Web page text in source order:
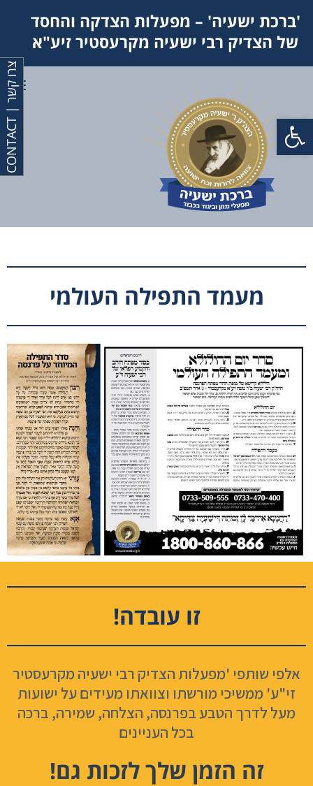
פתח סרגל נגישות
'ברכת ישעיה' – מפעלות הצדקה והחסד
של הצדיק רבי ישעיה מקרעסטיר זיע"א
מעמד התפילה העולמי
זו עובדה!
אלפי שותפי 'מפעלות הצדיק רבי ישעיה מקרעסטיר
זי"ע' ממשיכי מורשתו וצוואתו מעידים על ישועות
מעל לדרך הטבע בפרנסה, הצלחה, שמירה, ברכה
בכל העניינים
זה הזמן שלך לזכות גם!
צ
ר
ו
ק
ש
ר
|
C
O
N
T
A
C
T